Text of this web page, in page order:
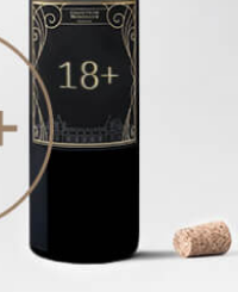
Maletti
acidity,